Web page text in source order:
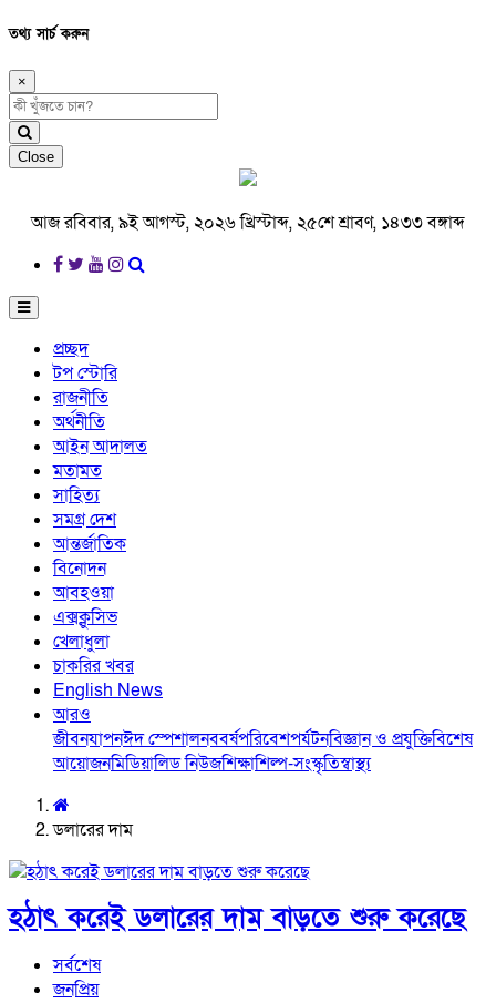
তথ্য সার্চ করুন
×
Close
আজ রবিবার, ৯ই আগস্ট, ২০২৬ খ্রিস্টাব্দ, ২৫শে শ্রাবণ, ১৪৩৩ বঙ্গাব্দ
প্রচ্ছদ
টপ স্টোরি
রাজনীতি
অর্থনীতি
আইন আদালত
মতামত
সাহিত্য
সমগ্র দেশ
আন্তর্জাতিক
বিনোদন
আবহওয়া
এক্সক্লুসিভ
খেলাধুলা
চাকরির খবর
English News
আরও
জীবনযাপনঈদ স্পেশালনববর্ষপরিবেশপর্যটনবিজ্ঞান ও প্রযুক্তিবিশেষ
আয়োজনমিডিয়ালিড নিউজশিক্ষাশিল্প-সংস্কৃতিস্বাস্থ্য
ডলারের দাম
হঠাৎ করেই ডলারের দাম বাড়তে শুরু করেছে
সর্বশেষ
জনপ্রিয়